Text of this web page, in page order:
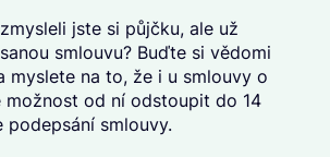
jste si půjčku, ale už
smlouvu? Buďte si vědomi
myslete na to, že i u smlouvy o
možnost od ní odstoupit do 14
podepsání smlouvy.